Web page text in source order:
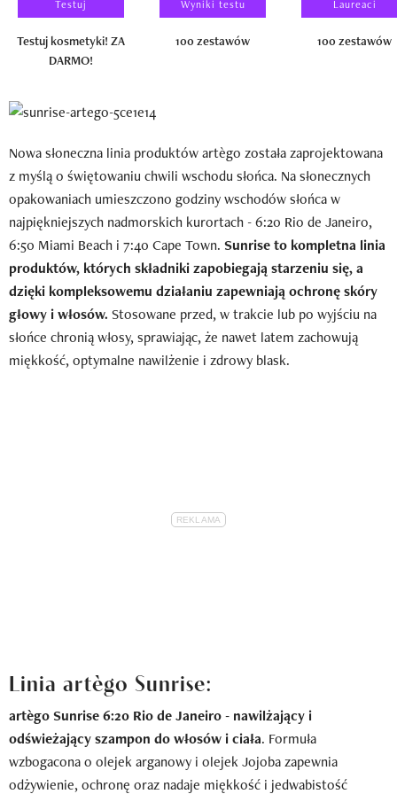
Testuj
Testuj kosmetyki! ZA
DARMO!
Wyniki testu
100 zestawów
Laureaci
100 zestawów
Nowa słoneczna linia produktów artègo została zaprojektowana
z myślą o świętowaniu chwili wschodu słońca. Na słonecznych
opakowaniach umieszczono godziny wschodów słońca w
najpiękniejszych nadmorskich kurortach - 6:20 Rio de Janeiro,
6:50 Miami Beach i 7:40 Cape Town. Sunrise to kompletna linia
produktów, których składniki zapobiegają starzeniu się, a
dzięki kompleksowemu działaniu zapewniają ochronę skóry
głowy i włosów. Stosowane przed, w trakcie lub po wyjściu na
słońce chronią włosy, sprawiając, że nawet latem zachowują
miękkość, optymalne nawilżenie i zdrowy blask.
Linia artègo Sunrise:
artègo Sunrise 6:20 Rio de Janeiro - nawilżający i
odświeżający szampon do włosów i ciała. Formuła
wzbogacona o olejek arganowy i olejek Jojoba zapewnia
odżywienie, ochronę oraz nadaje miękkość i jedwabistość